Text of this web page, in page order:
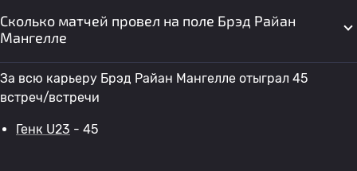
Сколько матчей провел на поле Брэд Райан
Мангелле
За всю карьеру Брэд Райан Мангелле отыграл 45
встреч/встречи
Генк U23 - 45